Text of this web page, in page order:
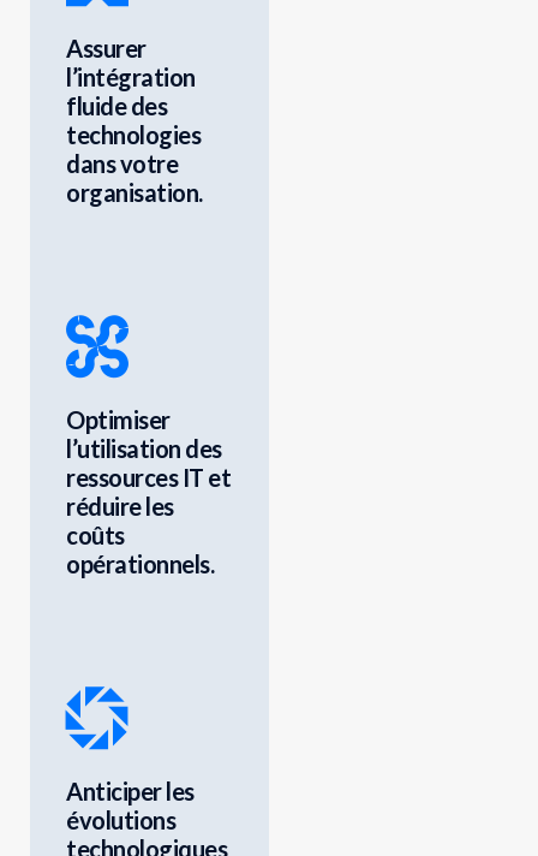
Assurer
l’intégration
fluide des
technologies
dans votre
organisation.
Optimiser
l’utilisation des
ressources IT et
réduire les
coûts
opérationnels.
Anticiper les
évolutions
technologiques